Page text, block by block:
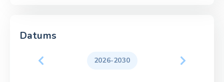
Datums
2026-2030